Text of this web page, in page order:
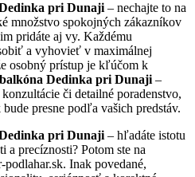
pri Dunaji– nechajte to na
množstvo spokojných zákazníkov
pridáte aj vy. Každému
a vyhovieť v maximálnej
osobný prístup je kľúčom k
Dedinka pri Dunaji–
či detailné poradenstvo,
presne podľa vašich predstáv.
pri Dunaji– hľadáte istotu
a precíznosti? Potom ste na
Inak povedané,